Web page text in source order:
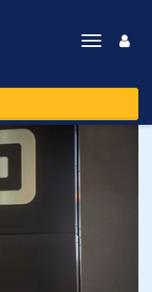
Toggle